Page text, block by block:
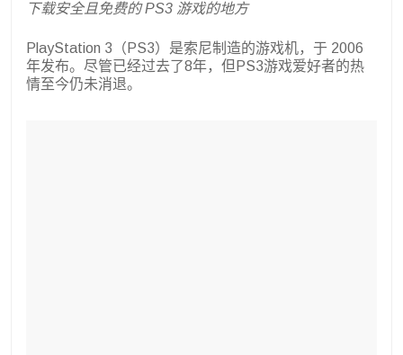
下载安全且免费的 PS3 游戏的地方
PlayStation 3（PS3）是索尼制造的游戏机，于 2006
年发布。尽管已经过去了8年，但PS3游戏爱好者的热
情至今仍未消退。